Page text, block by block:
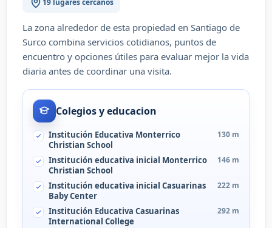
19 lugares cercanos
La zona alrededor de esta propiedad en Santiago de
Surco combina servicios cotidianos, puntos de
encuentro y opciones útiles para evaluar mejor la vida
diaria antes de coordinar una visita.
Colegios y educacion
Institución Educativa Monterrico
Christian School
130 m
Institución educativa inicial Monterrico
Christian School
146 m
Institución educativa inicial Casuarinas
Baby Center
222 m
Institución Educativa Casuarinas
International College
292 m